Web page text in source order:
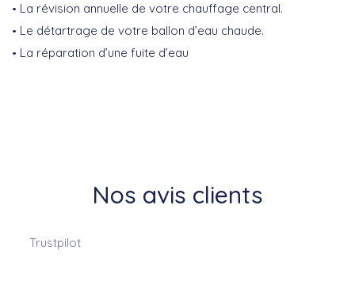
La révision annuelle de votre chauffage central.
Le détartrage de votre ballon d’eau chaude.
La réparation d’une fuite d’eau
Nos avis clients
Trustpilot